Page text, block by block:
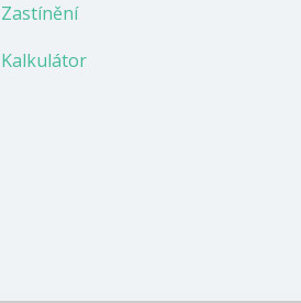
Zastínění
Kalkulátor